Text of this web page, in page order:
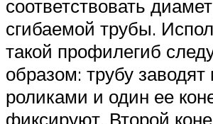
соответствовать
сгибаемой трубы.
такой профилегиб
образом: трубу
роликами и один ее
фиксируют. Второй